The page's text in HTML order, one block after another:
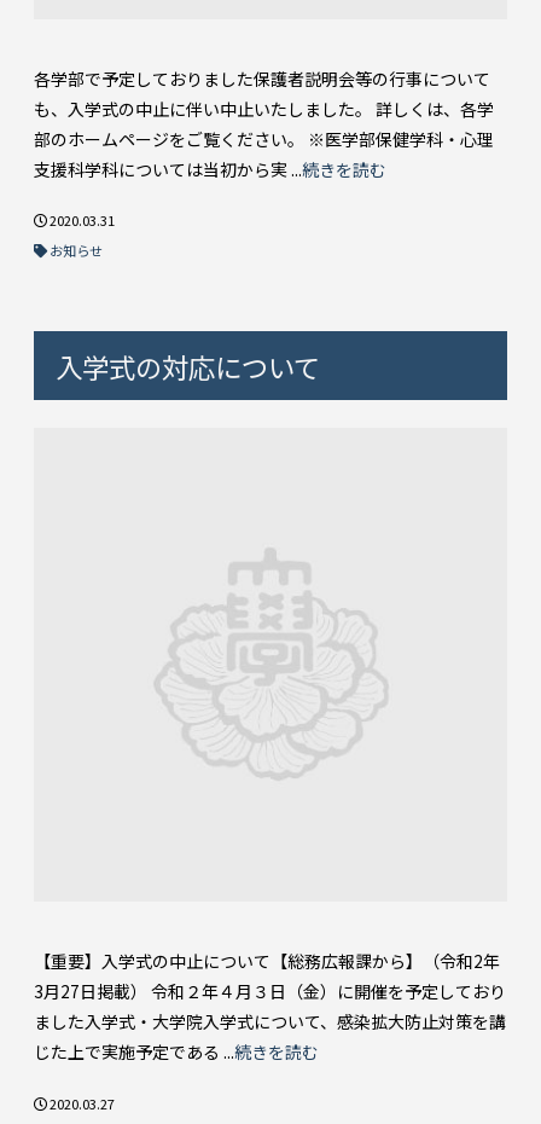
各学部で予定しておりました保護者説明会等の行事について
も、入学式の中止に伴い中止いたしました。 詳しくは、各学
部のホームページをご覧ください。 ※医学部保健学科・心理
支援科学科については当初から実 ...続きを読む
2020.03.31
お知らせ
入学式の対応について
【重要】入学式の中止について【総務広報課から】（令和2年
3月27日掲載） 令和２年４月３日（金）に開催を予定しており
ました入学式・大学院入学式について、感染拡大防止対策を講
じた上で実施予定である ...続きを読む
2020.03.27